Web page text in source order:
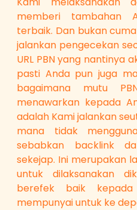
memberi tambahan
terbaik. Dan bukan
jalankan pengecekan
URL PBN yang nantinya
pasti Anda pun juga
bagaimana mutu
menawarkan kepada
adalah Kami jalankan
mana tidak
sebabkan backlink
sekejap. Ini merupakan
untuk dilaksanakan
berefek baik
mempunyai untuk ke